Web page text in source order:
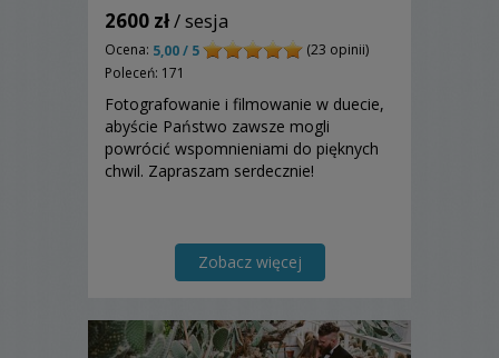
2600 zł/ sesja
Ocena: 5,00 / 5
(23 opinii)
Poleceń: 171
Fotografowanie i filmowanie w duecie,
abyście Państwo zawsze mogli
powrócić wspomnieniami do pięknych
chwil. Zapraszam serdecznie!
Zobacz więcej